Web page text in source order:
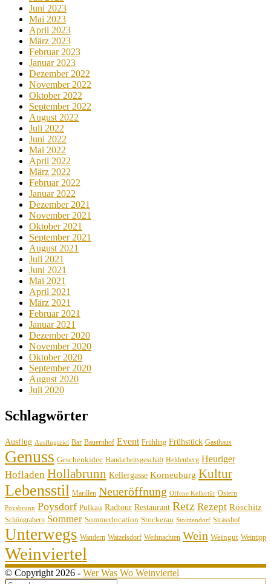
Juni 2023
Mai 2023
April 2023
März 2023
Februar 2023
Januar 2023
Dezember 2022
November 2022
Oktober 2022
September 2022
August 2022
Juli 2022
Juni 2022
Mai 2022
April 2022
März 2022
Februar 2022
Januar 2022
Dezember 2021
November 2021
Oktober 2021
September 2021
August 2021
Juli 2021
Juni 2021
Mai 2021
April 2021
März 2021
Februar 2021
Januar 2021
Dezember 2020
November 2020
Oktober 2020
September 2020
August 2020
Juli 2020
Schlagwörter
Ausflug Ausflugsziel Bar Bauernhof Event Frühling Frühstück Gasthaus
Genuss Geschenkidee Handarbeitsgeschäft Heldenberg Heuriger
Hofladen Hollabrunn Kellergasse Korneuburg Kultur
Lebensstil Marillen Neueröffnung Offene Kellertür Ostern
Poysbrunn Poysdorf Pulkau Radtour Restaurant Retz Rezept Röschitz
Schöngrabern Sommer Sommerlocation Stockerau Stoitzendorf Strasshof
Unterwegs Wandern Watzelsdorf Weihnachten Wein Weingut Weintipp
Weinviertel
© Copyright 2026 - Wer Was Wo Weinviertel